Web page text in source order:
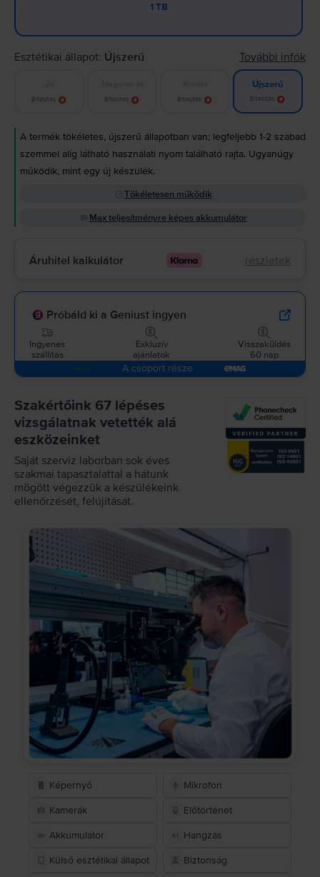
1 TB
Esztétikai állapot: Újszerű További infók
Értesítés Értesítés Értesítés
Újszerű
Értesítés
A termék tökéletes, újszerű állapotban van; legfeljebb 1-2 szabad
szemmel alig látható használati nyom található rajta. Ugyanúgy
működik, mint egy új készülék.
Tökéletesen működik
Max teljesítményre képes akkumulátor
Áruhitel kalkulátor részletek
Próbáld ki a Geniust ingyen
Ingyenes
szállítás
Exkluzív
ajánlatok
Visszaküldés
60 nap
A csoport része
Szakértőink 67 lépéses
vizsgálatnak vetették alá
eszközeinket
Saját szerviz laborban sok éves
szakmai tapasztalattal a hátunk
mögött végezzük a készülékeink
ellenőrzését, felújítását.
Képernyő Mikrofon
Kamerák Előtörténet
Akkumulátor Hangzás
Külső esztétikai állapot Biztonság